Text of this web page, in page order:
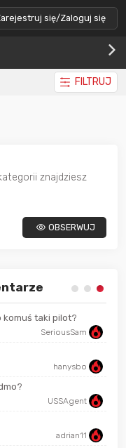
się/Zaloguj się
FILTRUJ
znajdziesz
OBSERWUJ
komuś taki pilot?
SeriousSam
hanysbo
USSAgent
adrian11